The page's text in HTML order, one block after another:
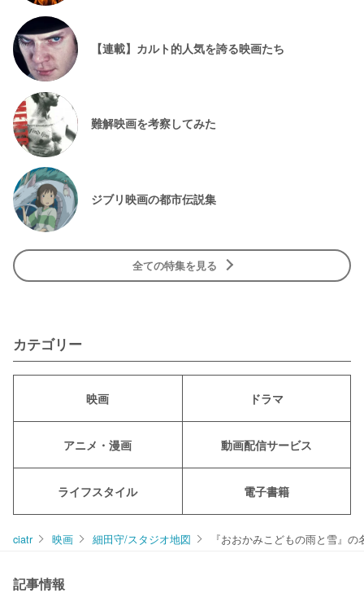
【連載】カルト的人気を誇る映画たち
難解映画を考察してみた
ジブリ映画の都市伝説集
全ての特集を見る
カテゴリー
映画 ドラマ
アニメ・漫画 動画配信サービス
ライフスタイル 電子書籍
ciatr 映画 細田守/スタジオ地図 『おおかみこどもの雨と雪』
記事情報